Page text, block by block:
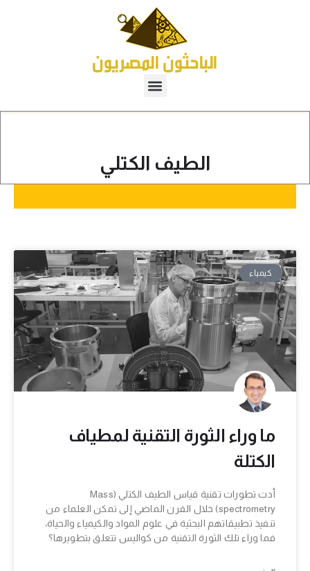
الطيف الكتلي
كيمياء
ما وراء الثورة التقنية لمطياف
الكتلة
أدت تطورات تقنية قياس الطيف الكتلي (Mass
spectrometry) خلال القرن الماضي إلى تمكن العلماء من
تنفيذ تطبيقاتهم البحثية في علوم المواد والكيمياء والحياة،
فما وراء تلك الثورة التقنية من كواليس تتعلق بتطويرها؟